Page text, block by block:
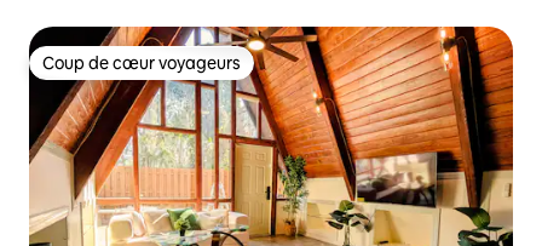
Coup de cœur voyageurs
Coup de cœur voyageurs